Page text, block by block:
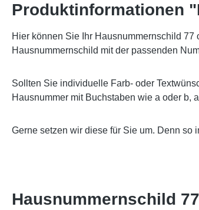
Produktinformationen
Hier können Sie Ihr Hausnummernschild
Hausnummernschild mit der passenden
Sollten Sie individuelle Farb- oder
Hausnummer mit Buchstaben wie a oder b,
Gerne setzen wir diese für Sie um. Denn
Hausnummernschild